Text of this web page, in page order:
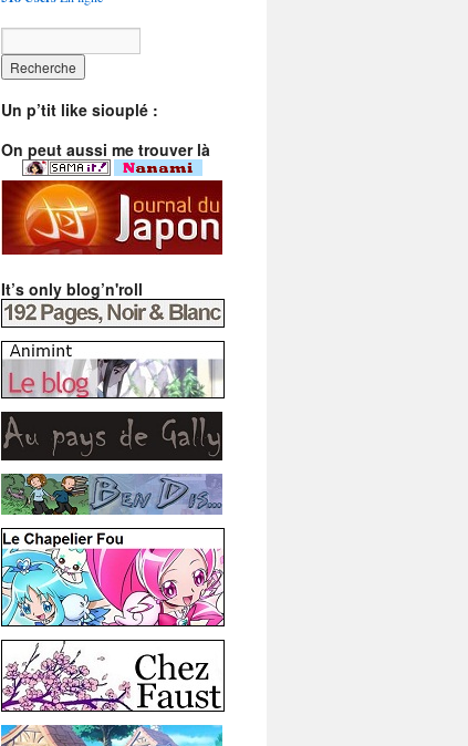
Un p’tit like siouplé :
On peut aussi me trouver là
It’s only blog’n'roll